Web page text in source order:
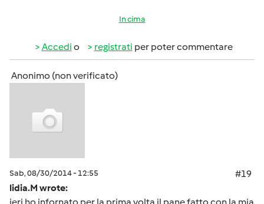
In cima
Accedi o registrati per poter commentare
Anonimo (non verificato)
Sab, 08/30/2014 - 12:55
#19
lidia.M wrote: